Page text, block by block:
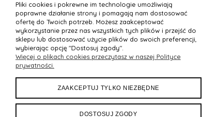
Do Koszyka » Do Koszyka »
POMOC
MOJE KONTO
PŁATNOŚCI I DOSTAWA
Pliki cookies i pokrewne im technologie umożliwiają
poprawne działanie strony i pomagają nam dostosować
ofertę do Twoich potrzeb. Możesz zaakceptować
wykorzystanie przez nas wszystkich tych plików i przejść do
sklepu lub dostosować użycie plików do swoich preferencji,
wybierając opcję "Dostosuj zgody".
Więcej o plikach cookies przeczytasz w naszej Polityce
prywatności.
ZAAKCEPTUJ TYLKO NIEZBĘDNE
DOSTOSUJ ZGODY